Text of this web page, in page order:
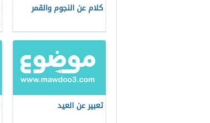
كلام عن النجوم والقمر
تعبير عن العيد